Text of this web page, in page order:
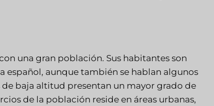
una gran población. Sus habitantes son
español, aunque también se hablan algunos
baja altitud presentan un mayor grado de
de la población reside en áreas urbanas,